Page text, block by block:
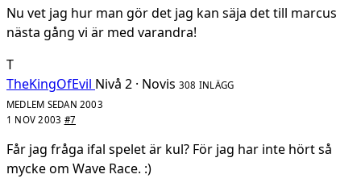
Nu vet jag hur man gör det jag kan säja det till marcus
nästa gång vi är med varandra!
T
TheKingOfEvil Nivå 2 · Novis 308 INLÄGG
MEDLEM SEDAN 2003
1 NOV 2003 #7
Får jag fråga ifal spelet är kul? För jag har inte hört så
mycke om Wave Race. :)